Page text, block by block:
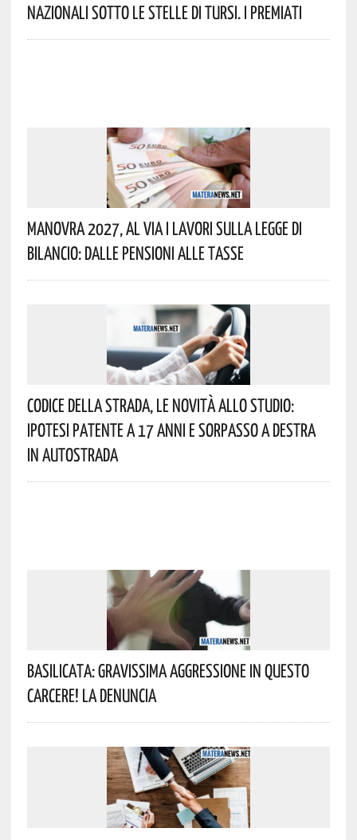
Nazionali Sotto Le Stelle Di Tursi. I Premiati
Manovra 2027, Al Via I Lavori Sulla Legge Di
Bilancio: Dalle Pensioni Alle Tasse
Codice Della Strada, Le Novità Allo Studio:
Ipotesi Patente A 17 Anni E Sorpasso A Destra
In Autostrada
Basilicata: Gravissima Aggressione In Questo
Carcere! La Denuncia